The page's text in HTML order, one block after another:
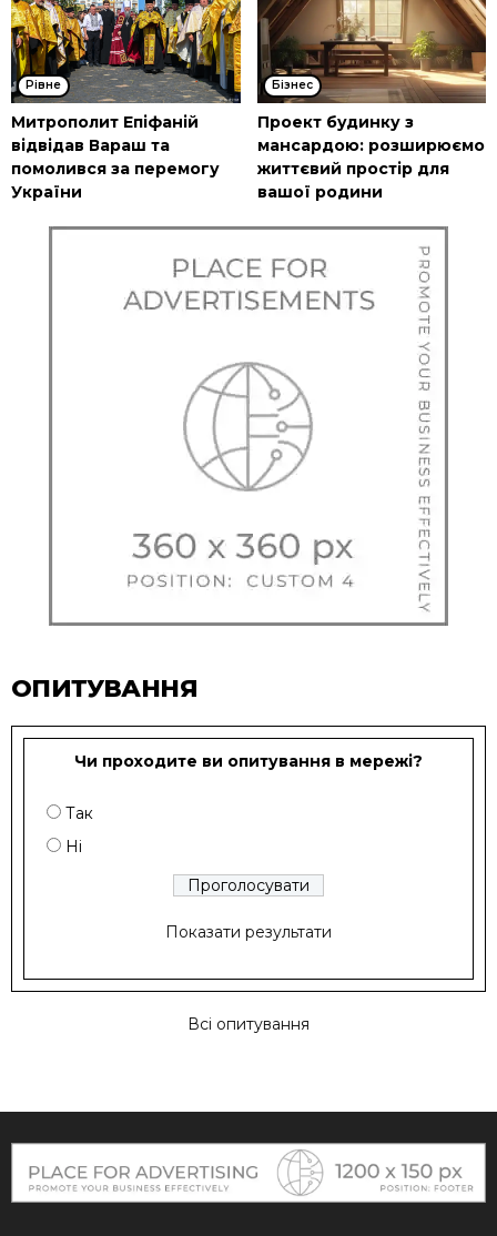
Рівне
Митрополит Епіфаній
відвідав Вараш та
помолився за перемогу
України
Бізнес
Проект будинку з
мансардою: розширюємо
життєвий простір для
вашої родини
ОПИТУВАННЯ
Чи проходите ви опитування в мережі?
Так
Ні
Показати результати
Всі опитування